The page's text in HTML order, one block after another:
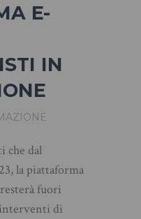
E-
IN
che dal
la piattaforma
fuori
di